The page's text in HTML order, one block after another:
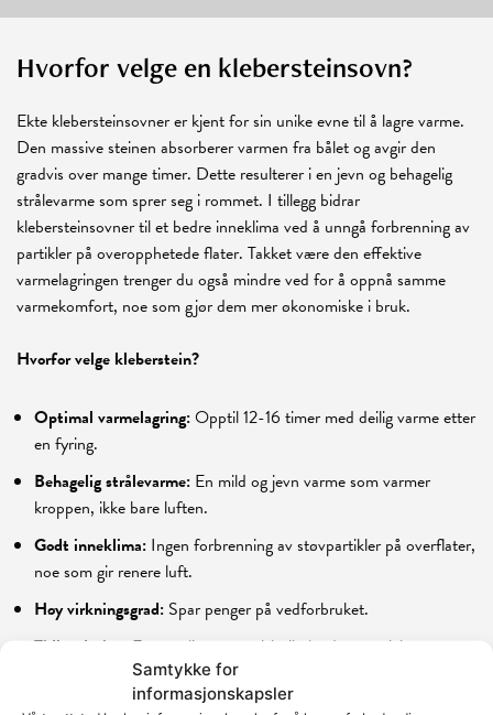
Samtykke for
informasjonskapsler
Hvorfor velge en klebersteinsovn?
Ekte klebersteinsovner er kjent for sin unike evne til å lagre varme.
Den massive steinen absorberer varmen fra bålet og avgir den
gradvis over mange timer. Dette resulterer i en jevn og behagelig
strålevarme som sprer seg i rommet. I tillegg bidrar
klebersteinsovner til et bedre inneklima ved å unngå forbrenning av
partikler på overopphetede flater. Takket være den effektive
varmelagringen trenger du også mindre ved for å oppnå samme
varmekomfort, noe som gjør dem mer økonomiske i bruk.
Hvorfor velge kleberstein?
Optimal varmelagring:Opptil 12-16 timer med deilig varme etter
en fyring.
Behagelig strålevarme: En mild og jevn varme som varmer
kroppen, ikke bare luften.
Godt inneklima: Ingen forbrenning av støvpartikler på overflater,
noe som gir renere luft.
Høy virkningsgrad: Spar penger på vedforbruket.
Tidløs design:
Et naturlig og estetisk tiltalende materiale som
passer inn i de fleste hjem.